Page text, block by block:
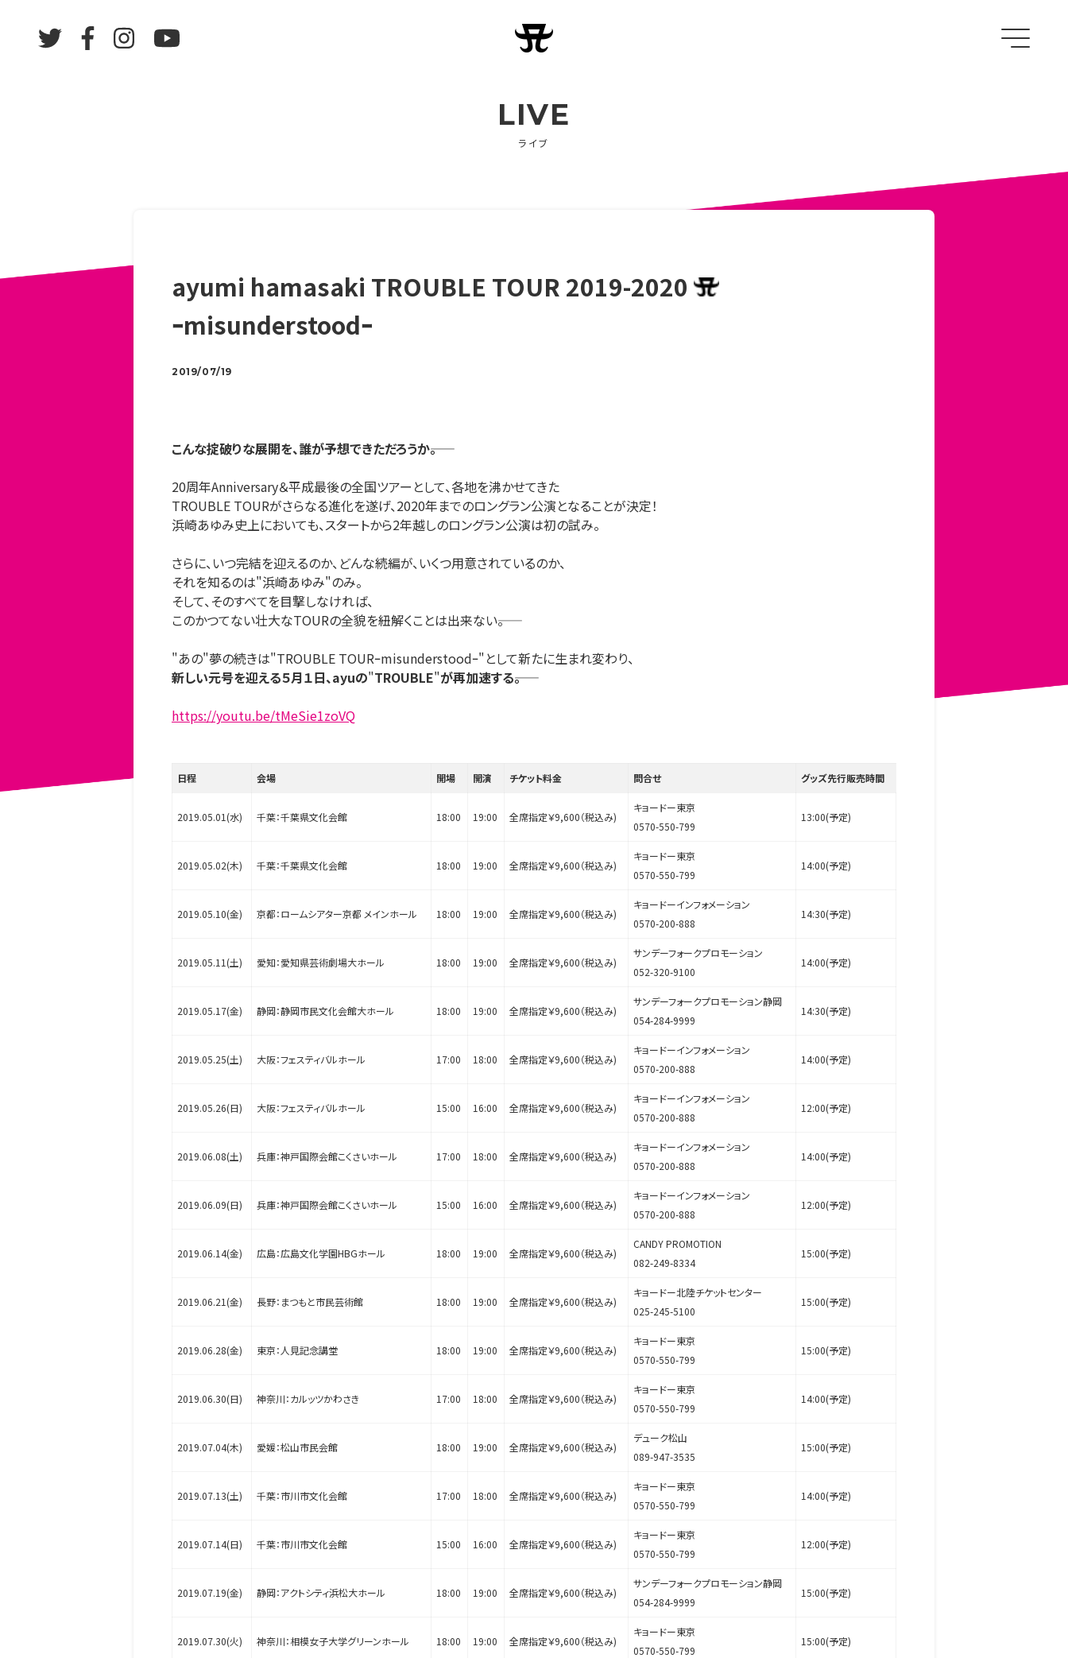
LIVE
ライブ
ayumi hamasaki TROUBLE TOUR 2019-2020
ｰmisunderstoodｰ
2019/07/19
こんな掟破りな展開を、誰が予想できただろうか――。
20周年Anniversary＆平成最後の全国ツアーとして、各地を沸かせてきた
TROUBLE TOURがさらなる進化を遂げ、2020年までのロングラン公演となることが決定！
浜崎あゆみ史上においても、スタートから2年越しのロングラン公演は初の試み。
さらに、いつ完結を迎えるのか、どんな続編が、いくつ用意されているのか、
それを知るのは"浜崎あゆみ"のみ。
そして、そのすべてを目撃しなければ、
このかつてない壮大なTOURの全貌を紐解くことは出来ない――。
"あの"夢の続きは"TROUBLE TOURｰmisunderstoodｰ"として新たに生まれ変わり、
新しい元号を迎える５月１日、ayuの"TROUBLE"が再加速する――。
https://youtu.be/tMeSie1zoVQ
日程 会場 開場 開演 チケット料金 問合せ グッズ先行販売時間
2019.05.01(水) 千葉：千葉県文化会館 18:00 19:00 全席指定￥9,600（税込み)
キョードー東京
0570-550-799
13:00(予定)
2019.05.02(木) 千葉：千葉県文化会館 18:00 19:00 全席指定￥9,600（税込み)
キョードー東京
0570-550-799
14:00(予定)
2019.05.10(金) 京都：ロームシアター京都 メインホール 18:00 19:00 全席指定￥9,600（税込み)
キョードーインフォメーション
0570-200-888
14:30(予定)
2019.05.11(土) 愛知：愛知県芸術劇場大ホール 18:00 19:00 全席指定￥9,600（税込み)
サンデーフォークプロモーション
052-320-9100
14:00(予定)
2019.05.17(金) 静岡：静岡市民文化会館大ホール 18:00 19:00 全席指定￥9,600（税込み)
サンデーフォークプロモーション静岡
054-284-9999
14:30(予定)
2019.05.25(土) 大阪：フェスティバルホール 17:00 18:00 全席指定￥9,600（税込み)
キョードーインフォメーション
0570-200-888
14:00(予定)
2019.05.26(日) 大阪：フェスティバルホール 15:00 16:00 全席指定￥9,600（税込み)
キョードーインフォメーション
0570-200-888
12:00(予定)
2019.06.08(土) 兵庫：神戸国際会館こくさいホール 17:00 18:00 全席指定￥9,600（税込み)
キョードーインフォメーション
0570-200-888
14:00(予定)
2019.06.09(日) 兵庫：神戸国際会館こくさいホール 15:00 16:00 全席指定￥9,600（税込み)
キョードーインフォメーション
0570-200-888
12:00(予定)
2019.06.14(金) 広島：広島文化学園HBGホール 18:00 19:00 全席指定￥9,600（税込み)
CANDY PROMOTION
082-249-8334
15:00(予定)
2019.06.21(金) 長野：まつもと市民芸術館 18:00 19:00 全席指定￥9,600（税込み)
キョードー北陸チケットセンター
025-245-5100
15:00(予定)
2019.06.28(金) 東京：人見記念講堂 18:00 19:00 全席指定￥9,600（税込み)
キョードー東京
0570-550-799
15:00(予定)
2019.06.30(日) 神奈川：カルッツかわさき 17:00 18:00 全席指定￥9,600（税込み)
キョードー東京
0570-550-799
14:00(予定)
2019.07.04(木) 愛媛：松山市民会館 18:00 19:00 全席指定￥9,600（税込み)
デューク松山
089-947-3535
15:00(予定)
2019.07.13(土) 千葉：市川市文化会館 17:00 18:00 全席指定￥9,600（税込み)
キョードー東京
0570-550-799
14:00(予定)
2019.07.14(日) 千葉：市川市文化会館 15:00 16:00 全席指定￥9,600（税込み)
キョードー東京
0570-550-799
12:00(予定)
2019.07.19(金) 静岡：アクトシティ浜松大ホール 18:00 19:00 全席指定￥9,600（税込み)
サンデーフォークプロモーション静岡
054-284-9999
15:00(予定)
2019.07.30(火) 神奈川：相模女子大学グリーンホール 18:00 19:00 全席指定￥9,600（税込み)
キョードー東京
0570-550-799
15:00(予定)